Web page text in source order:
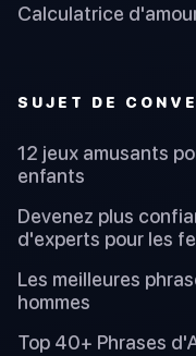
Calculatrice
SUJET DE
12 jeux amusants
enfants
Devenez plus
d'experts pour les
Les meilleures
hommes
Top 40+ Phrases